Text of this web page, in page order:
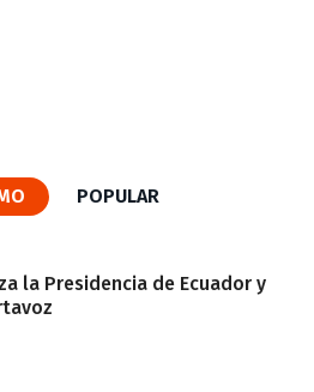
POPULAR
la Presidencia de Ecuador y